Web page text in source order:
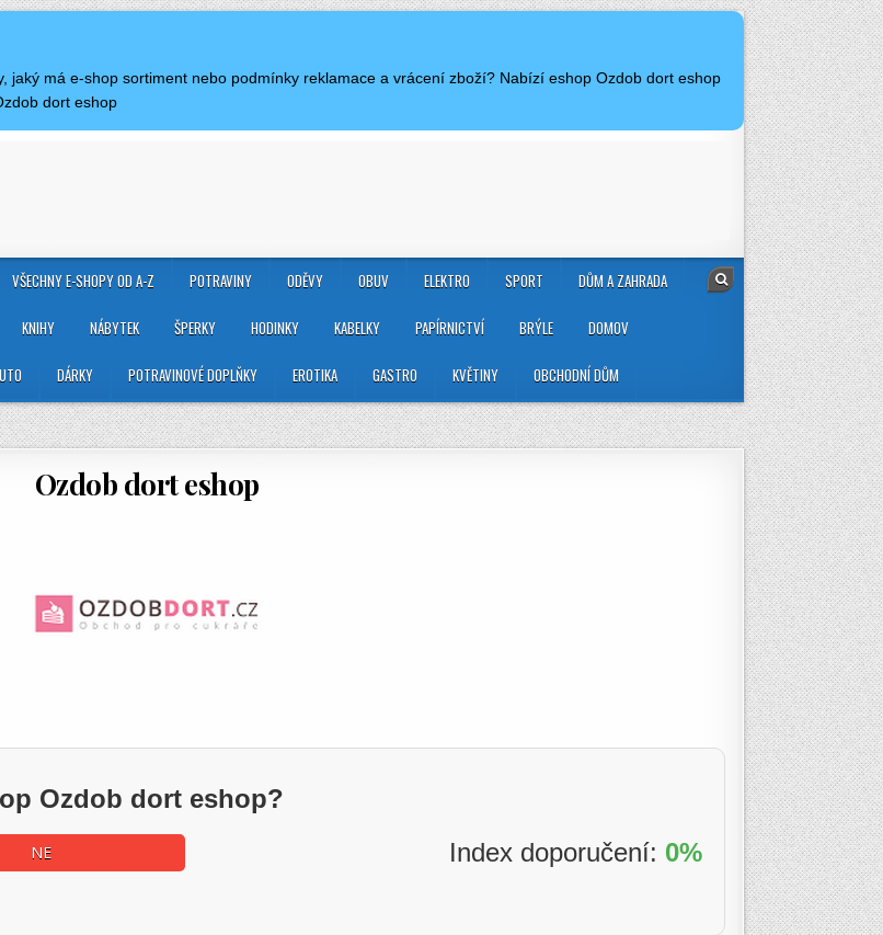
jaký má e-shop sortiment nebo podmínky reklamace a vrácení zboží? Nabízí eshop Ozdob dort eshop
dort eshop
VŠECHNY E-SHOPY OD A-Z POTRAVINY ODĚVY OBUV ELEKTRO SPORT DŮM A ZAHRADA
KNIHY NÁBYTEK ŠPERKY HODINKY KABELKY PAPÍRNICTVÍ BRÝLE DOMOV
DÁRKY POTRAVINOVÉ DOPLŇKY EROTIKA GASTRO KVĚTINY OBCHODNÍ DŮM
Ozdob dort eshop
Ozdob dort eshop?
NE Index doporučení: 0%